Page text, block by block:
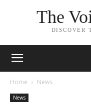
The
DISCOVER
Home News
News